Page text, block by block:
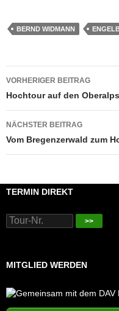
BERND WIDMANN
VORHERIGER BEITRAG
Hochtour auf den
NÄCHSTER BEITRAG
Vom Bregenzerwald zum
TERMIN DIREKT
>>
MITGLIED WERDEN